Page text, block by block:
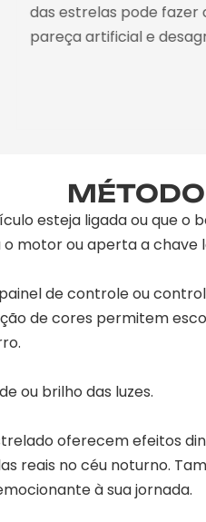
das estrelas pode fazer
pareça artificial e
esteja ligada ou que
motor ou aperta a
de controle ou
de cores permitem
ou brilho das luzes.
oferecem efeitos
reais no céu noturno.
à sua jornada.